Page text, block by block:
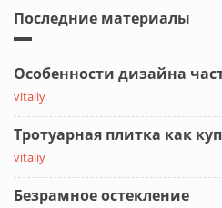
Последние материалы
Особенности дизайна
vitaliy
Тротуарная плитка как
vitaliy
Безрамное остекление